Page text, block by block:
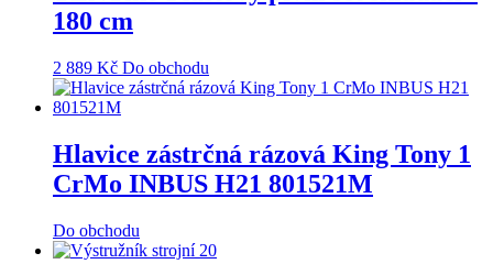
180 cm
2 889 Kč Do obchodu
Hlavice zástrčná rázová King Tony 1
CrMo INBUS H21 801521M
Do obchodu